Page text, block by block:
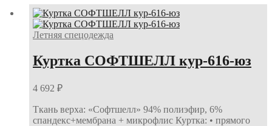
Летняя спецодежда
Куртка СОФТШЕЛЛ кур-616-юз
4 692 ₽
Ткань верха: «Софтшелл» 94% полиэфир, 6%
спандекс+мембрана + микрофлис Куртка: • прямого